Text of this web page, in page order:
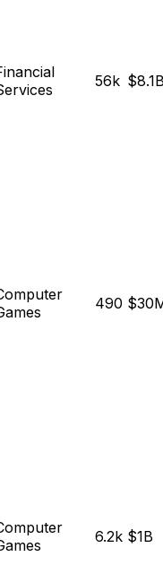
56k
490
6.2k $1B